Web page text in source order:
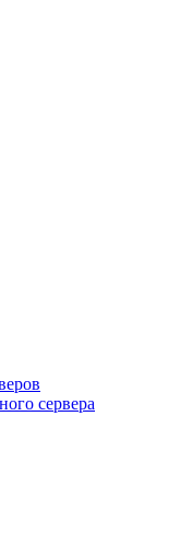
сервера